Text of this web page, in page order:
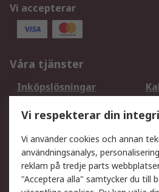
Vi accepterar
Våra tjänster
Inköpslösningar
DesignSpark
Ditt lokala säljteam
Support
Vi respekterar din
Vi använder cookies och annan
användningsanalys,
reklam på tredje parts
"Acceptera alla" samtycker du till